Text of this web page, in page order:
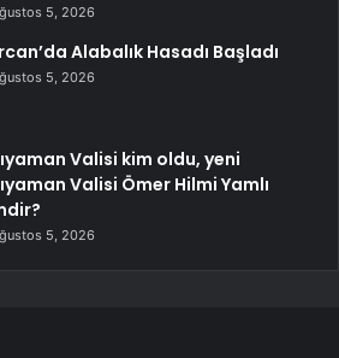
5, 2026
Alabalık Hasadı Başladı
5, 2026
Valisi kim oldu, yeni
Valisi Ömer Hilmi Yamlı
5, 2026